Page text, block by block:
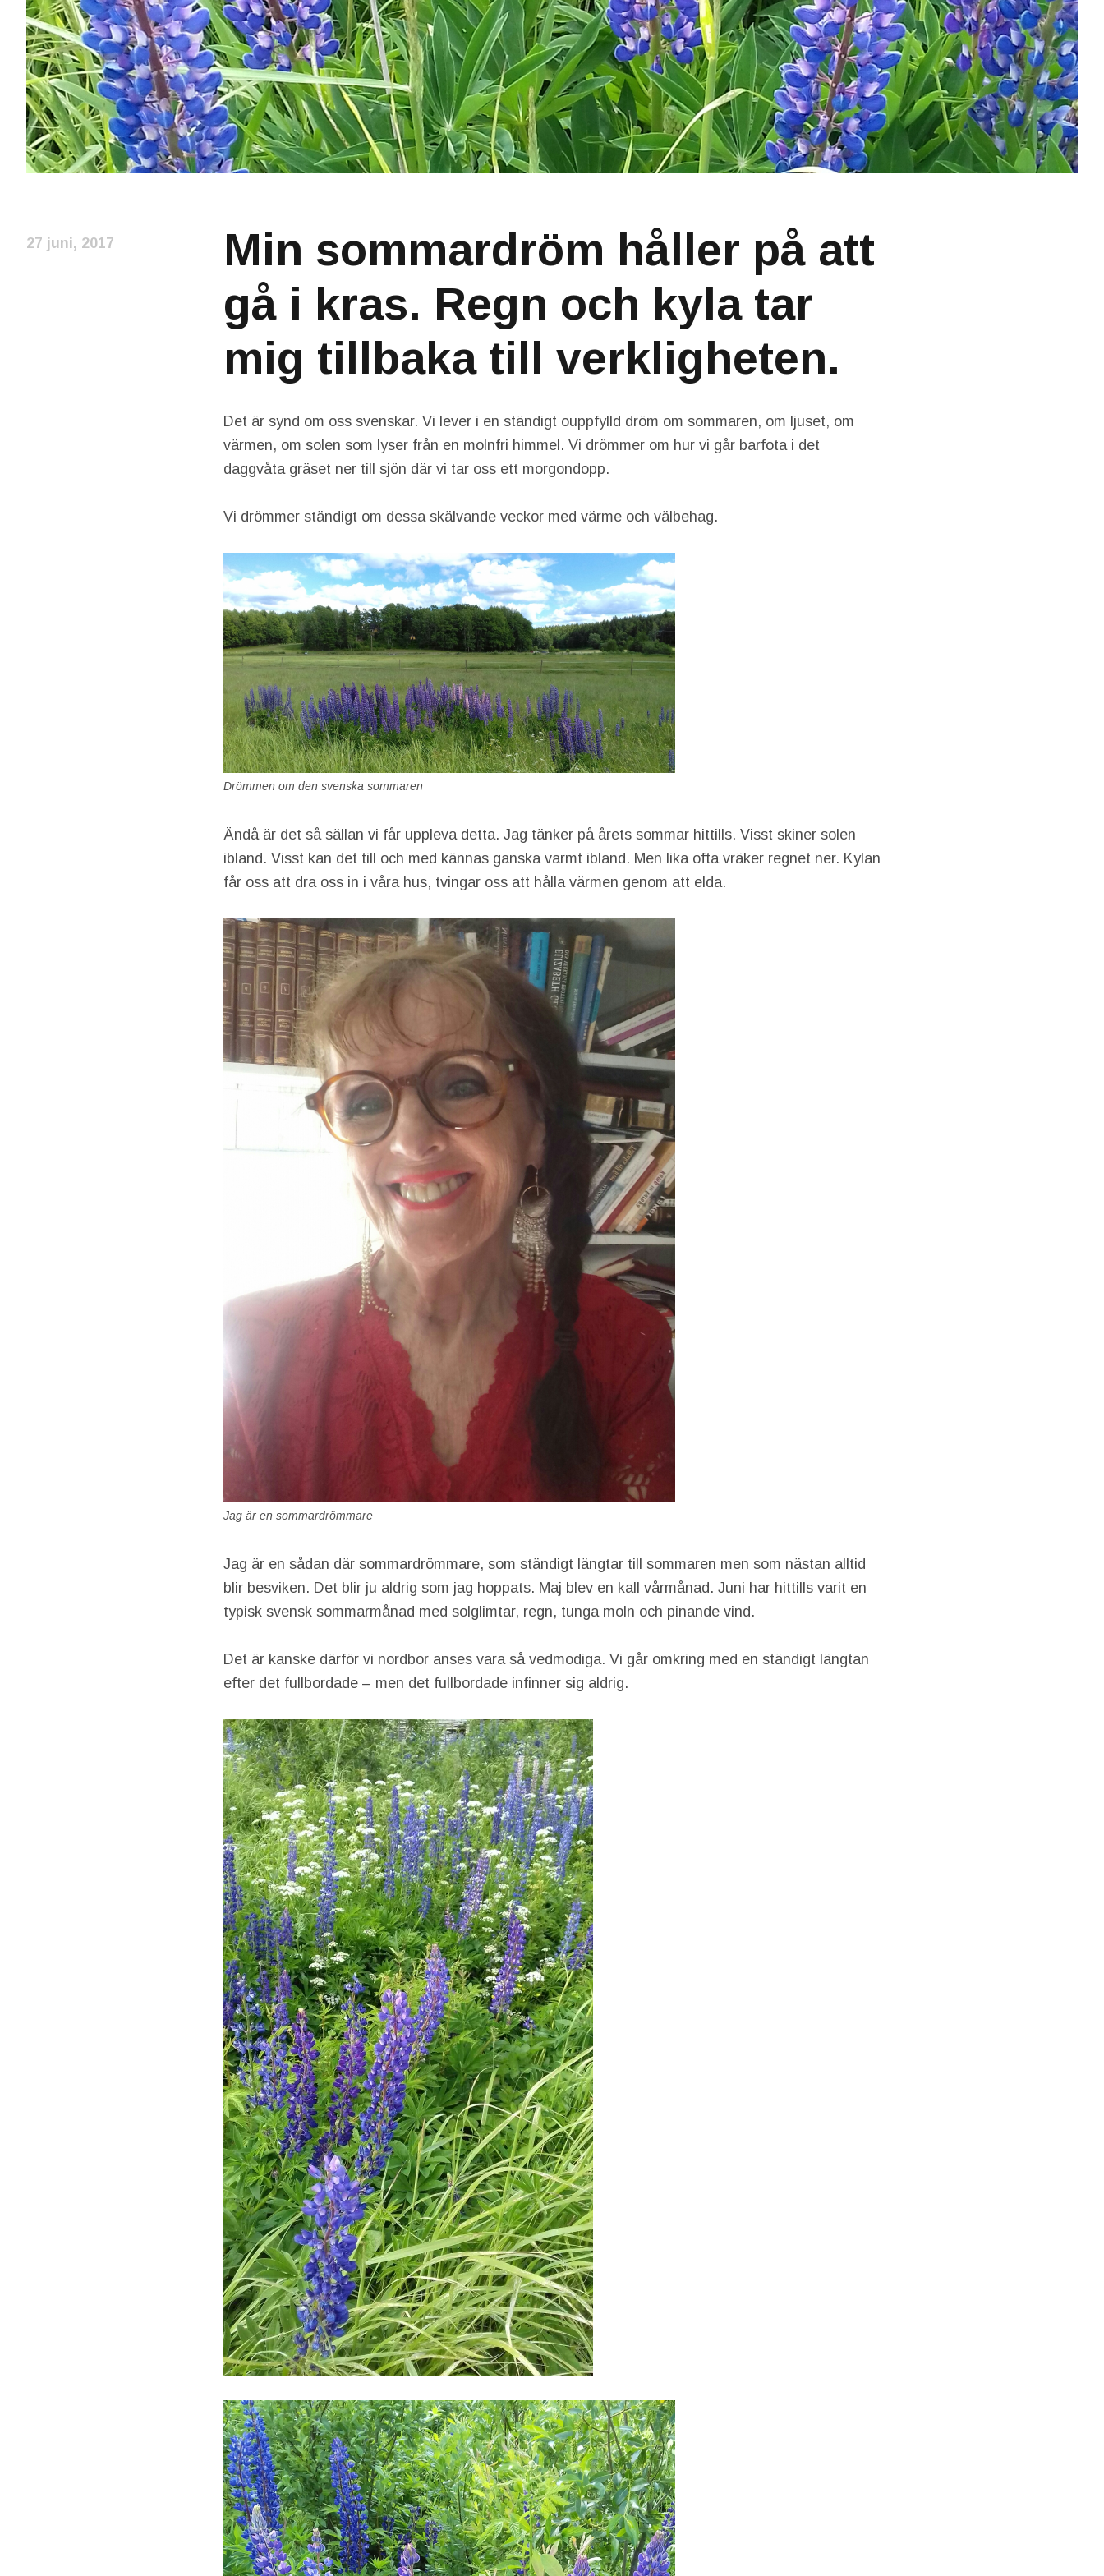
Min sommardröm håller på att
gå i kras. Regn och kyla tar
mig tillbaka till verkligheten.
27 juni, 2017
Det är synd om oss svenskar. Vi lever i en ständigt ouppfylld dröm om sommaren, om ljuset, om
värmen, om solen som lyser från en molnfri himmel. Vi drömmer om hur vi går barfota i det
daggvåta gräset ner till sjön där vi tar oss ett morgondopp.
Vi drömmer ständigt om dessa skälvande veckor med värme och välbehag.
Drömmen om den svenska sommaren
Ändå är det så sällan vi får uppleva detta. Jag tänker på årets sommar hittills. Visst skiner solen
ibland. Visst kan det till och med kännas ganska varmt ibland. Men lika ofta vräker regnet ner. Kylan
får oss att dra oss in i våra hus, tvingar oss att hålla värmen genom att elda.
Jag är en sommardrömmare
Jag är en sådan där sommardrömmare, som ständigt längtar till sommaren men som nästan alltid
blir besviken. Det blir ju aldrig som jag hoppats. Maj blev en kall vårmånad. Juni har hittills varit en
typisk svensk sommarmånad med solglimtar, regn, tunga moln och pinande vind.
Det är kanske därför vi nordbor anses vara så vedmodiga. Vi går omkring med en ständigt längtan
efter det fullbordade – men det fullbordade infinner sig aldrig.